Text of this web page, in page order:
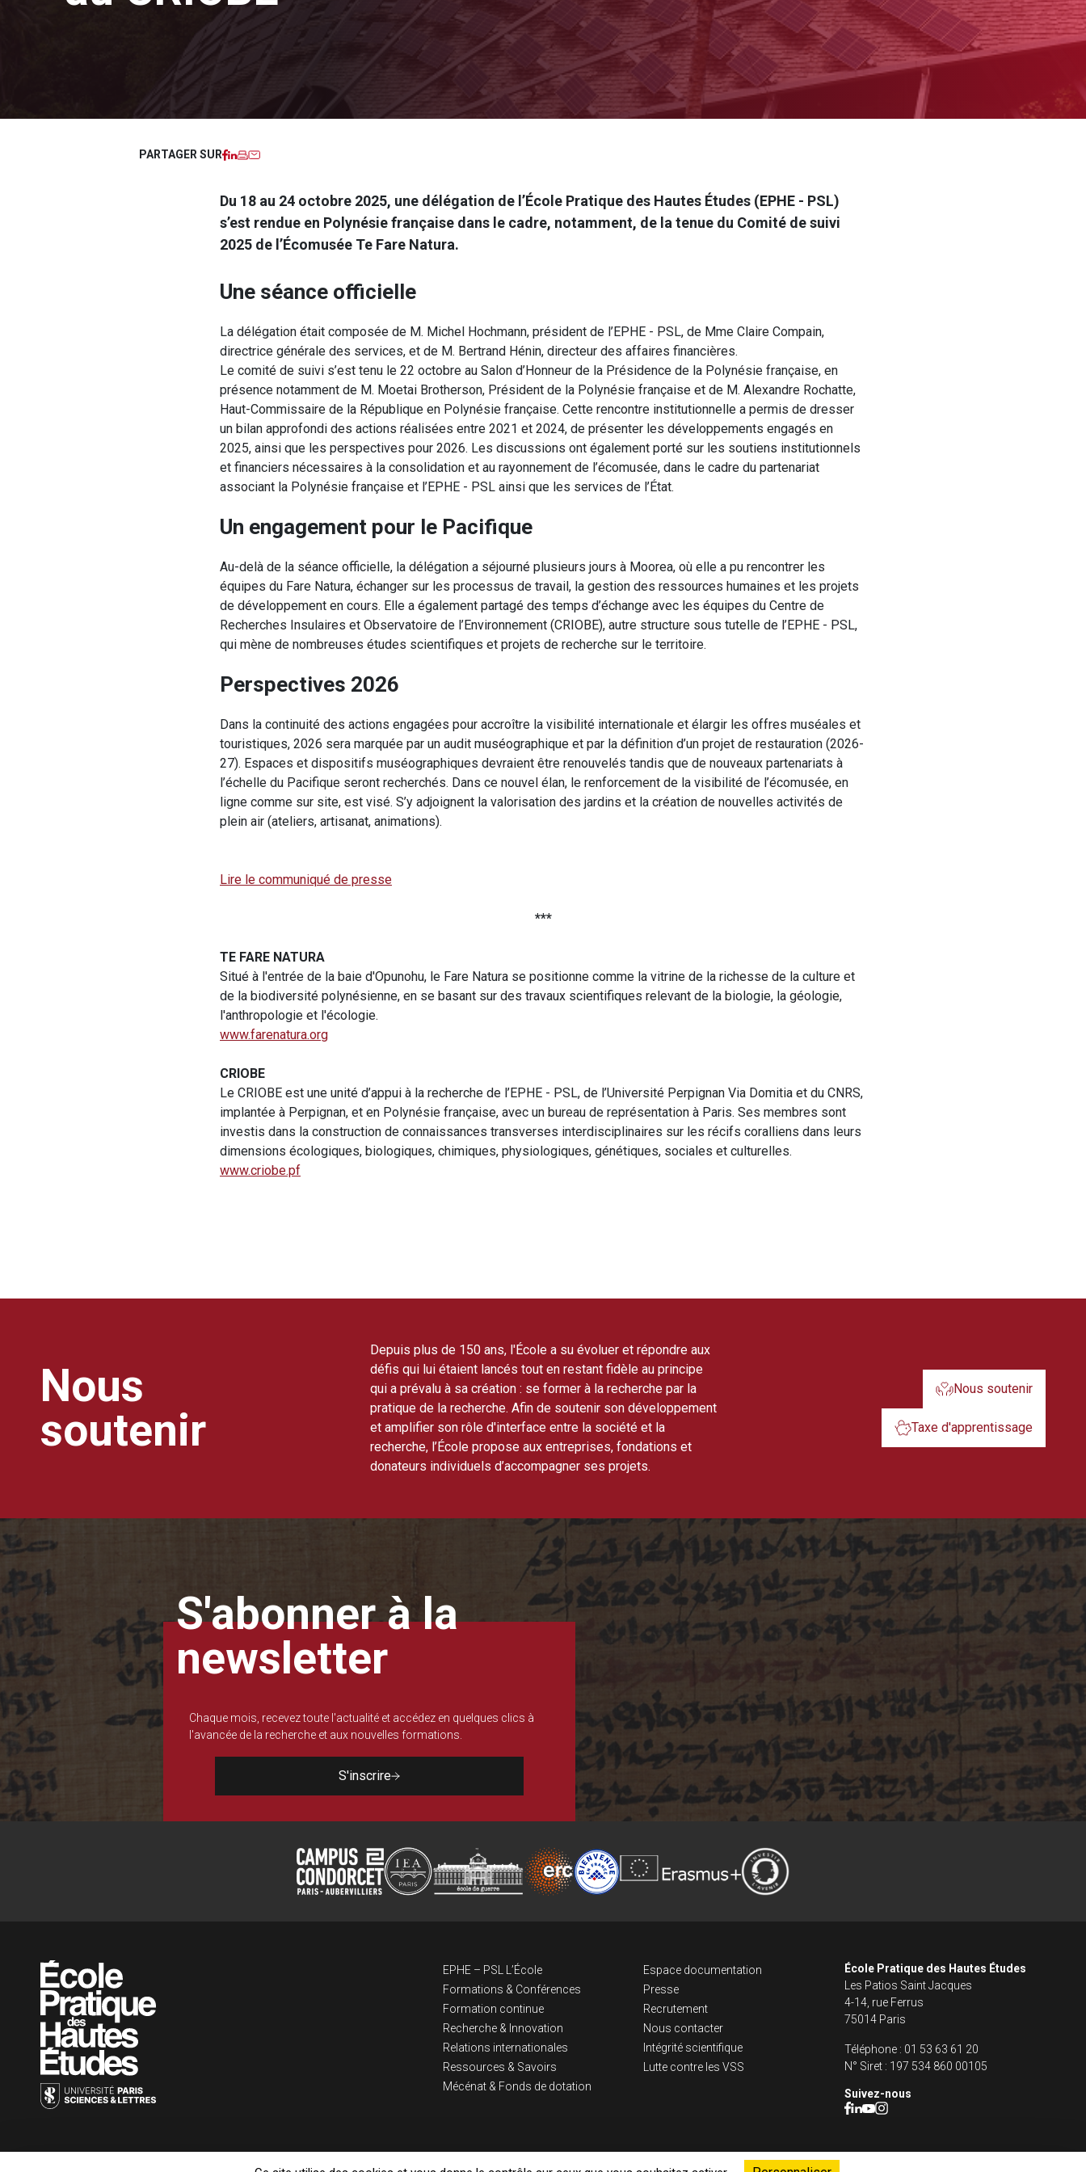
PARTAGER SUR Facebook
LinkedIn
Imprimer
Du 18 au 24 octobre 2025, une délégation de l’École Pratique des Hautes Études (EPHE - PSL)
s’est rendue en Polynésie française dans le cadre, notamment, de la tenue du Comité de suivi
2025 de l’Écomusée Te Fare Natura.
Une séance officielle
La délégation était composée de M. Michel Hochmann, président de l’EPHE - PSL, de Mme Claire Compain,
directrice générale des services, et de M. Bertrand Hénin, directeur des affaires financières.
Le comité de suivi s’est tenu le 22 octobre au Salon d’Honneur de la Présidence de la Polynésie française, en
présence notamment de M. Moetai Brotherson, Président de la Polynésie française et de M. Alexandre Rochatte,
Haut-Commissaire de la République en Polynésie française. Cette rencontre institutionnelle a permis de dresser
un bilan approfondi des actions réalisées entre 2021 et 2024, de présenter les développements engagés en
2025, ainsi que les perspectives pour 2026. Les discussions ont également porté sur les soutiens institutionnels
et financiers nécessaires à la consolidation et au rayonnement de l’écomusée, dans le cadre du partenariat
associant la Polynésie française et l’EPHE - PSL ainsi que les services de l’État.
Un engagement pour le Pacifique
Au-delà de la séance officielle, la délégation a séjourné plusieurs jours à Moorea, où elle a pu rencontrer les
équipes du Fare Natura, échanger sur les processus de travail, la gestion des ressources humaines et les projets
de développement en cours. Elle a également partagé des temps d’échange avec les équipes du Centre de
Recherches Insulaires et Observatoire de l’Environnement (CRIOBE), autre structure sous tutelle de l’EPHE - PSL,
qui mène de nombreuses études scientifiques et projets de recherche sur le territoire.
Perspectives 2026
Dans la continuité des actions engagées pour accroître la visibilité internationale et élargir les offres muséales et
touristiques, 2026 sera marquée par un audit muséographique et par la définition d’un projet de restauration (2026-
27). Espaces et dispositifs muséographiques devraient être renouvelés tandis que de nouveaux partenariats à
l’échelle du Pacifique seront recherchés. Dans ce nouvel élan, le renforcement de la visibilité de l’écomusée, en
ligne comme sur site, est visé. S’y adjoignent la valorisation des jardins et la création de nouvelles activités de
plein air (ateliers, artisanat, animations).
Lire le communiqué de presse
***
TE FARE NATURA
Situé à l'entrée de la baie d'Opunohu, le Fare Natura se positionne comme la vitrine de la richesse de la culture et
de la biodiversité polynésienne, en se basant sur des travaux scientifiques relevant de la biologie, la géologie,
l'anthropologie et l'écologie.
www.farenatura.org
CRIOBE
Le CRIOBE est une unité d’appui à la recherche de l’EPHE - PSL, de l’Université Perpignan Via Domitia et du CNRS,
implantée à Perpignan, et en Polynésie française, avec un bureau de représentation à Paris. Ses membres sont
investis dans la construction de connaissances transverses interdisciplinaires sur les récifs coralliens dans leurs
dimensions écologiques, biologiques, chimiques, physiologiques, génétiques, sociales et culturelles.
www.criobe.pf
Nous
soutenir
Depuis plus de 150 ans, l'École a su évoluer et répondre aux
défis qui lui étaient lancés tout en restant fidèle au principe
qui a prévalu à sa création : se former à la recherche par la
pratique de la recherche. Afin de soutenir son développement
et amplifier son rôle d'interface entre la société et la
recherche, l’École propose aux entreprises, fondations et
donateurs individuels d’accompagner ses projets.
Nous soutenir
Taxe d'apprentissage
S'abonner à la
newsletter
Chaque mois, recevez toute l'actualité et accédez en quelques clics à
l'avancée de la recherche et aux nouvelles formations.
S'inscrire
Navigation principale dans le
EPHE – PSL L’École
Formations & Conférences
Formation continue
Recherche & Innovation
Relations internationales
Ressources & Savoirs
Mécénat & Fonds de dotation
Liens footer
Espace documentation
Presse
Recrutement
Nous contacter
Intégrité scientifique
Lutte contre les VSS
École Pratique des Hautes Études
Les Patios Saint Jacques
4-14, rue Ferrus
75014 Paris
Téléphone : 01 53 63 61 20
N° Siret : 197 534 860 00105
Suivez-nous